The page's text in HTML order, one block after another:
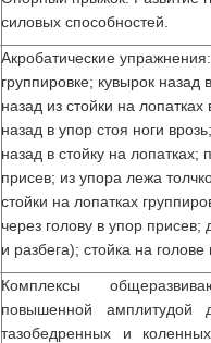
силовых способностей.
Акробатические
группировке; кувырок назад
назад из стойки на
назад в упор стоя ноги
назад в стойку на лопатках;
присев; из упора лежа
стойки на лопатках
через голову в упор
и разбега); стойка на голове
Комплексы
повышенной амплитудой
тазобедренных и